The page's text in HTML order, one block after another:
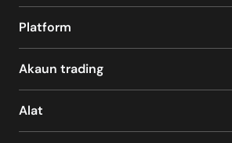
Platform
Akaun trading
Alat